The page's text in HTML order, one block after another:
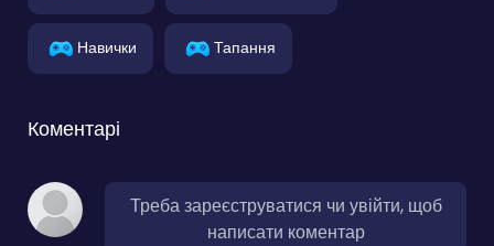
Навички Тапання
Коментарі
Треба зареєструватися чи увійти, щоб
написати коментар